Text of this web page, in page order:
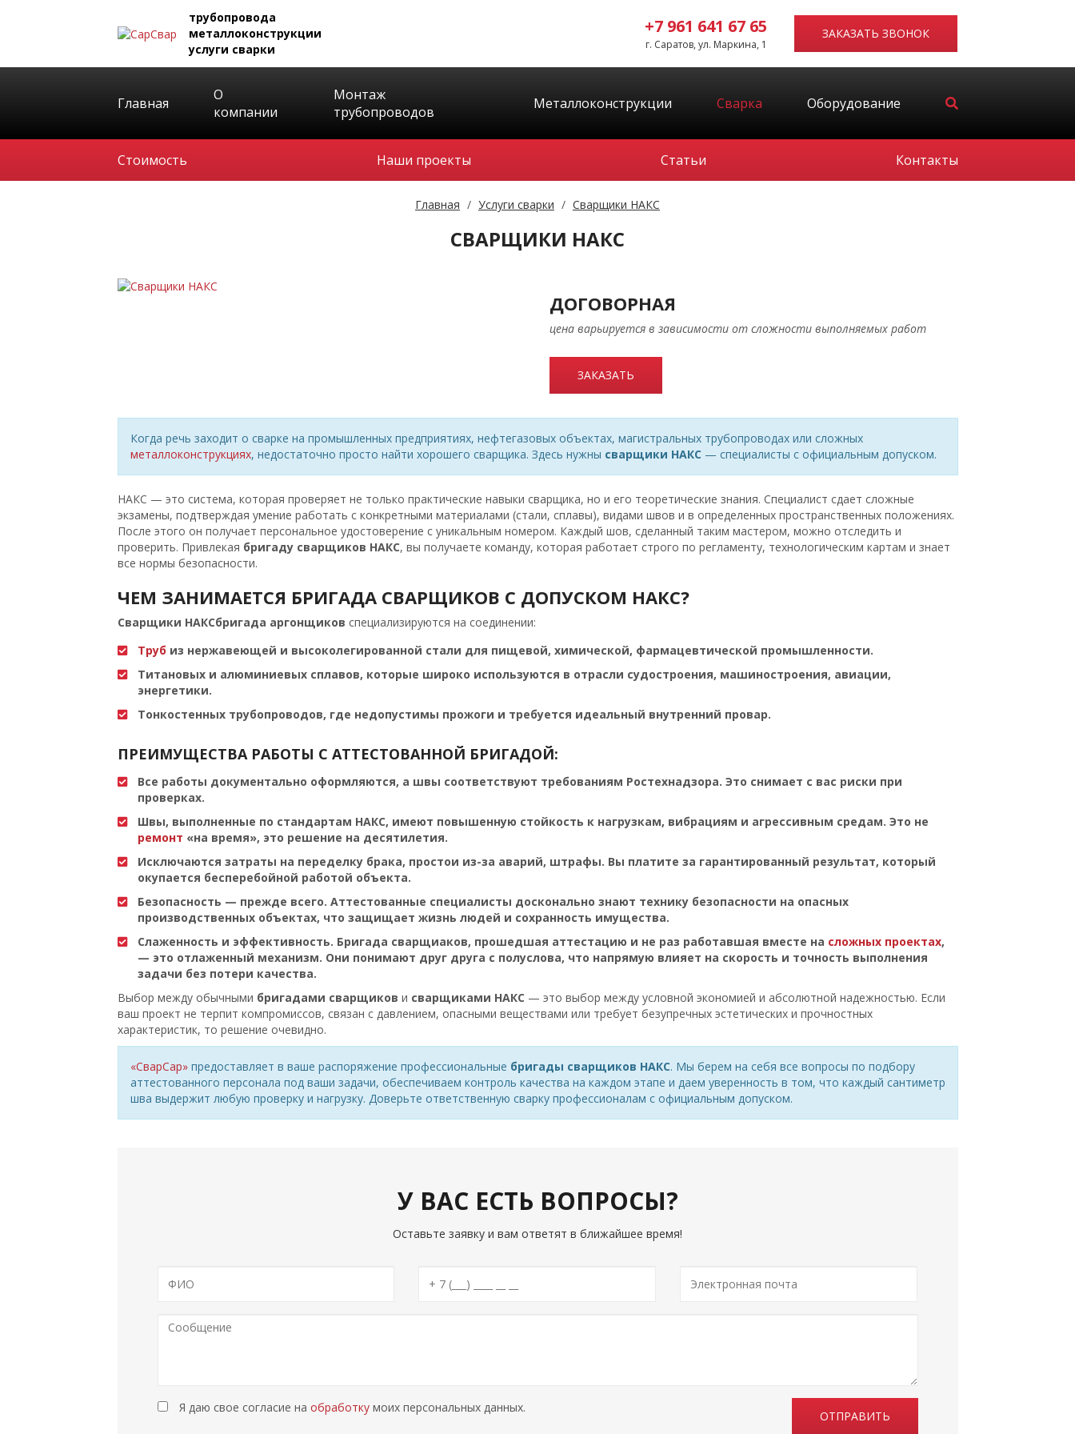
трубопровода
металлоконструкции
услуги сварки
+7 961 641 67 65
г. Cаратов, ул. Маркина, 1
ЗАКАЗАТЬ ЗВОНОК
Главная
О
компании
Монтаж
трубопроводов
Металлоконструкции Сварка Оборудование
Стоимость Наши проекты Статьи Контакты
Главная / Услуги сварки / Сварщики НАКС
СВАРЩИКИ НАКС
ДОГОВОРНАЯ
цена варьируется в зависимости от сложности выполняемых работ
ЗАКАЗАТЬ
Когда речь заходит о сварке на промышленных предприятиях, нефтегазовых объектах, магистральных трубопроводах или сложных
металлоконструкциях, недостаточно просто найти хорошего сварщика. Здесь нужны сварщики НАКС — специалисты с официальным допуском.
НАКС — это система, которая проверяет не только практические навыки сварщика, но и его теоретические знания. Специалист сдает сложные
экзамены, подтверждая умение работать с конкретными материалами (стали, сплавы), видами швов и в определенных пространственных положениях.
После этого он получает персональное удостоверение с уникальным номером. Каждый шов, сделанный таким мастером, можно отследить и
проверить. Привлекая бригаду сварщиков НАКС, вы получаете команду, которая работает строго по регламенту, технологическим картам и знает
все нормы безопасности.
ЧЕМ ЗАНИМАЕТСЯ БРИГАДА СВАРЩИКОВ С ДОПУСКОМ НАКС?
Сварщики НАКСбригада аргонщиков специализируются на соединении:
Труб из нержавеющей и высоколегированной стали для пищевой, химической, фармацевтической промышленности.
Титановых и алюминиевых сплавов, которые широко используются в отрасли судостроения, машиностроения, авиации,
энергетики.
Тонкостенных трубопроводов, где недопустимы прожоги и требуется идеальный внутренний провар.
ПРЕИМУЩЕСТВА РАБОТЫ С АТТЕСТОВАННОЙ БРИГАДОЙ:
Все работы документально оформляются, а швы соответствуют требованиям Ростехнадзора. Это снимает с вас риски при
проверках.
Швы, выполненные по стандартам НАКС, имеют повышенную стойкость к нагрузкам, вибрациям и агрессивным средам. Это не
ремонт «на время», это решение на десятилетия.
Исключаются затраты на переделку брака, простои из-за аварий, штрафы. Вы платите за гарантированный результат, который
окупается бесперебойной работой объекта.
Безопасность — прежде всего. Аттестованные специалисты досконально знают технику безопасности на опасных
производственных объектах, что защищает жизнь людей и сохранность имущества.
Слаженность и эффективность. Бригада сварщиaков, прошедшая аттестацию и не раз работавшая вместе на сложных проектах,
— это отлаженный механизм. Они понимают друг друга с полуслова, что напрямую влияет на скорость и точность выполнения
задачи без потери качества.
Выбор между обычными бригадами сварщиков и сварщиками НАКС — это выбор между условной экономией и абсолютной надежностью. Если
ваш проект не терпит компромиссов, связан с давлением, опасными веществами или требует безупречных эстетических и прочностных
характеристик, то решение очевидно.
«СварСар»предоставляет в ваше распоряжение профессиональные бригады сварщиков НАКС. Мы берем на себя все вопросы по подбору
аттестованного персонала под ваши задачи, обеспечиваем контроль качества на каждом этапе и даем уверенность в том, что каждый сантиметр
шва выдержит любую проверку и нагрузку. Доверьте ответственную сварку профессионалам с официальным допуском.
У ВАС ЕСТЬ ВОПРОСЫ?
Оставьте заявку и вам ответят в ближайшее время!
Я даю свое согласие на обработкумоих персональных данных.
ОТПРАВИТЬ